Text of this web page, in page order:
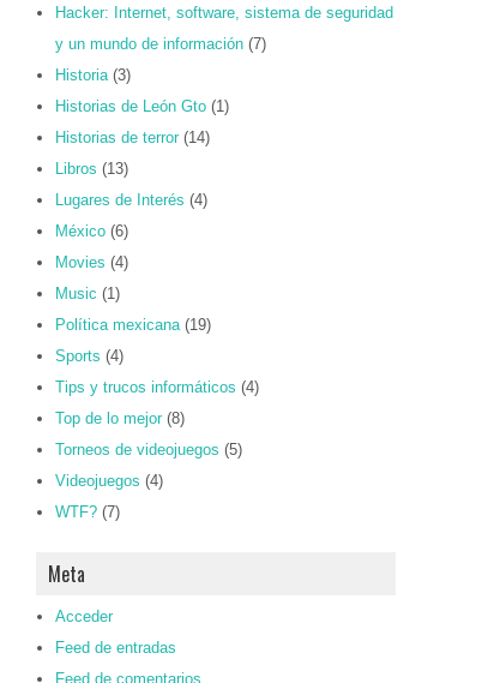
Hacker: Internet, software, sistema de seguridad
y un mundo de información (7)
Historia(3)
Historias de León Gto (1)
Historias de terror (14)
Libros (13)
Lugares de Interés (4)
México (6)
Movies (4)
Music (1)
Política mexicana(19)
Sports (4)
Tips y trucos informáticos (4)
Top de lo mejor (8)
Torneos de videojuegos (5)
Videojuegos (4)
WTF? (7)
Meta
Acceder
Feed de entradas
Feed de comentarios